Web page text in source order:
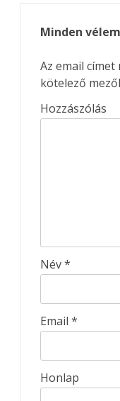
Minden
Az email címet
kötelező
Hozzászólás
Név*
Email *
Honlap